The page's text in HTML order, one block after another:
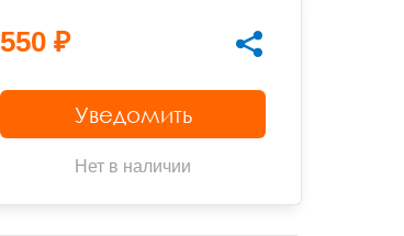
550 ₽
Уведомить
Нет в наличии